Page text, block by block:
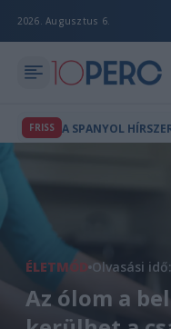
2026. Augusztus 6.
FRISS
ÉLETMÓD Olvasási
Az ólom a